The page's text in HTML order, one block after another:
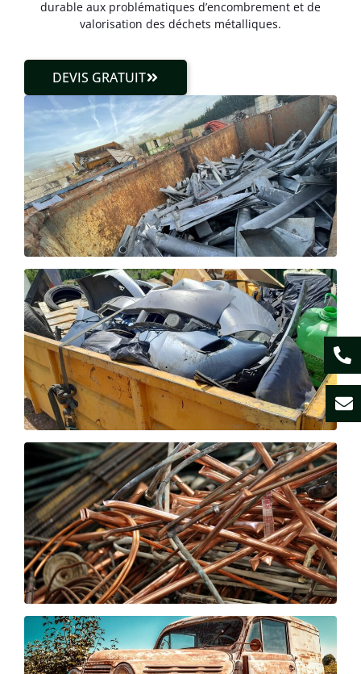
durable aux problématiques d’encombrement et de
valorisation des déchets métalliques.
DEVIS GRATUIT